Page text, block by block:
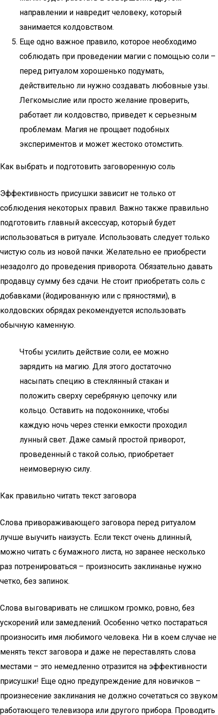
направлении и навредит человеку, который
занимается колдовством.
Еще одно важное правило, которое необходимо
соблюдать при проведении магии с помощью соли –
перед ритуалом хорошенько подумать,
действительно ли нужно создавать любовные узы.
Легкомыслие или просто желание проверить,
работает ли колдовство, приведет к серьезным
проблемам. Магия не прощает подобных
экспериментов и может жестоко отомстить.
Как выбрать и подготовить заговоренную соль
Эффективность присушки зависит не только от
соблюдения некоторых правил. Важно также правильно
подготовить главный аксессуар, который будет
использоваться в ритуале. Использовать следует только
чистую соль из новой пачки. Желательно ее приобрести
незадолго до проведения приворота. Обязательно давать
продавцу сумму без сдачи. Не стоит приобретать соль с
добавками (йодированную или с пряностями), в
колдовских обрядах рекомендуется использовать
обычную каменную.
Чтобы усилить действие соли, ее можно
зарядить на магию. Для этого достаточно
насыпать специю в стеклянный стакан и
положить сверху серебряную цепочку или
кольцо. Оставить на подоконнике, чтобы
каждую ночь через стенки емкости проходил
лунный свет. Даже самый простой приворот,
проведенный с такой солью, приобретает
неимоверную силу.
Как правильно читать текст заговора
Слова привораживающего заговора перед ритуалом
лучше выучить наизусть. Если текст очень длинный,
можно читать с бумажного листа, но заранее несколько
раз потренироваться – произносить заклинанье нужно
четко, без запинок.
Слова выговаривать не слишком громко, ровно, без
ускорений или замедлений. Особенно четко постараться
произносить имя любимого человека. Ни в коем случае не
менять текст заговора и даже не переставлять слова
местами – это немедленно отразится на эффективности
присушки! Еще одно предупреждение для новичков –
произнесение заклинания не должно сочетаться со звуком
работающего телевизора или другого прибора. Проводить